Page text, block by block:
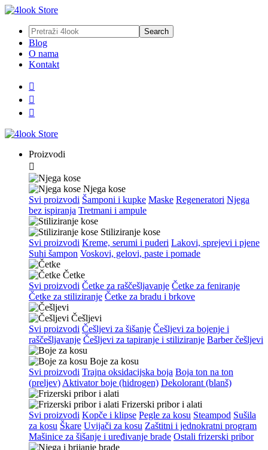
Blog
O nama
Kontakt



Proizvodi

Njega kose
Svi proizvodi Šamponi i kupke Maske Regeneratori Njega
bez ispiranja Tretmani i ampule
Stiliziranje kose
Svi proizvodi Kreme, serumi i puderi Lakovi, sprejevi i pjene
Suhi šampon Voskovi, gelovi, paste i pomade
Četke
Svi proizvodi Četke za raščešljavanje Četke za feniranje
Četke za stiliziranje Četke za bradu i brkove
Češljevi
Svi proizvodi Češljevi za šišanje Češljevi za bojenje i
raščešljavanje Češljevi za tapiranje i stiliziranje Barber češljevi
Boje za kosu
Svi proizvodi Trajna oksidacijska boja Boja ton na ton
(preljev) Aktivator boje (hidrogen) Dekolorant (blanš)
Frizerski pribor i alati
Svi proizvodi Kopče i klipse Pegle za kosu Steampod Sušila
za kosu Škare Uvijači za kosu Zaštitni i jednokratni program
Mašinice za šišanje i uređivanje brade Ostali frizerski pribor